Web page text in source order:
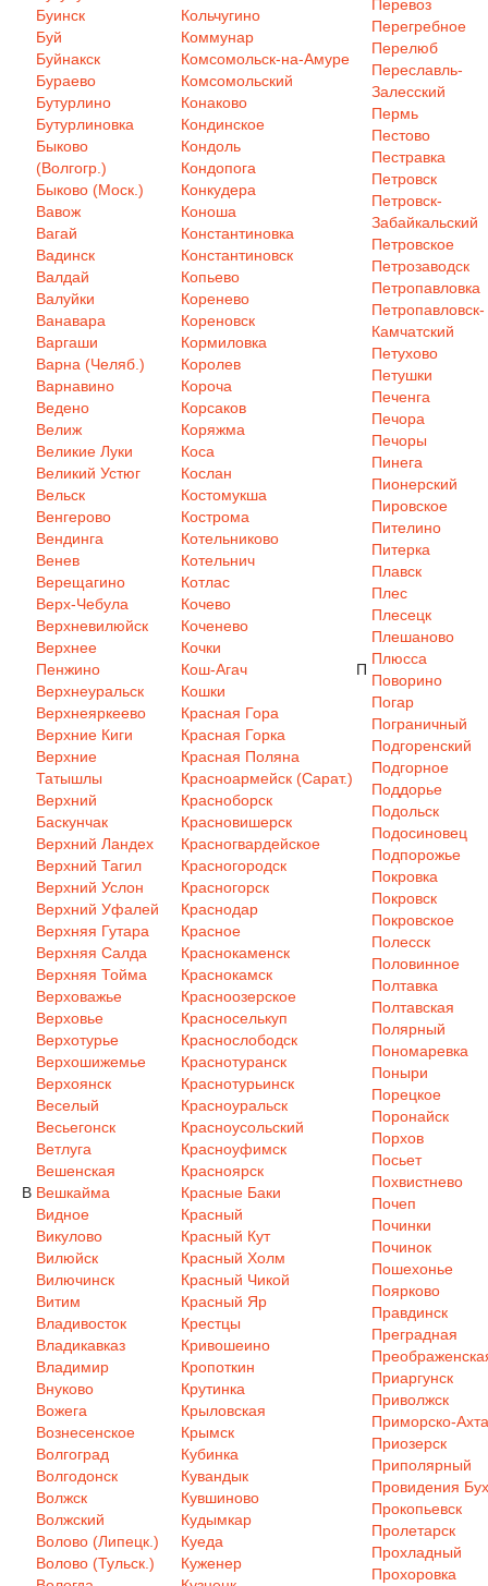
Буинск
Буй
Буйнакск
Бураево
Бутурлино
Бутурлиновка
Быково
(Волгогр.)
Быково (Моск.)
В
Вавож
Вагай
Вадинск
Валдай
Валуйки
Ванавара
Варгаши
Варна (Челяб.)
Варнавино
Ведено
Велиж
Великие Луки
Великий Устюг
Вельск
Венгерово
Вендинга
Венев
Верещагино
Верх-Чебула
Верхневилюйск
Верхнее
Пенжино
Верхнеуральск
Верхнеяркеево
Верхние Киги
Верхние
Татышлы
Верхний
Баскунчак
Верхний Ландех
Верхний Тагил
Верхний Услон
Верхний Уфалей
Верхняя Гутара
Верхняя Салда
Верхняя Тойма
Верховажье
Верховье
Верхотурье
Верхошижемье
Верхоянск
Веселый
Весьегонск
Ветлуга
Вешенская
Вешкайма
Видное
Викулово
Вилюйск
Вилючинск
Витим
Владивосток
Владикавказ
Владимир
Внуково
Вожега
Вознесенское
Волгоград
Волгодонск
Волжск
Волжский
Волово (Липецк.)
Волово (Тульск.)
Кольчугино
Коммунар
Комсомольск-на-Амуре
Комсомольский
Конаково
Кондинское
Кондоль
Кондопога
Конкудера
Коноша
Константиновка
Константиновск
Копьево
Коренево
Кореновск
Кормиловка
Королев
Короча
Корсаков
Коряжма
Коса
Кослан
Костомукша
Кострома
Котельниково
Котельнич
Котлас
Кочево
Коченево
Кочки
Кош-Агач
Кошки
Красная Гора
Красная Горка
Красная Поляна
Красноармейск (Сарат.)
Красноборск
Красновишерск
Красногвардейское
Красногородск
Красногорск
Краснодар
Красное
Краснокаменск
Краснокамск
Красноозерское
Красноселькуп
Краснослободск
Краснотуранск
Краснотурьинск
Красноуральск
Красноусольский
Красноуфимск
Красноярск
Красные Баки
Красный
Красный Кут
Красный Холм
Красный Чикой
Красный Яр
Крестцы
Кривошеино
Кропоткин
Крутинка
Крыловская
Крымск
Кубинка
Кувандык
Кувшиново
Кудымкар
Куеда
Куженер
П
Перевоз
Перегребное
Перелюб
Переславль-
Залесский
Пермь
Пестово
Пестравка
Петровск
Петровск-
Забайкальский
Петровское
Петрозаводск
Петропавловка
Петропавловск-
Камчатский
Петухово
Петушки
Печенга
Печора
Печоры
Пинега
Пионерский
Пировское
Пителино
Питерка
Плавск
Плес
Плесецк
Плешаново
Плюсса
Поворино
Погар
Пограничный
Подгоренский
Подгорное
Поддорье
Подольск
Подосиновец
Подпорожье
Покровка
Покровск
Покровское
Полесск
Половинное
Полтавка
Полтавская
Полярный
Пономаревка
Поныри
Порецкое
Поронайск
Порхов
Посьет
Похвистнево
Почеп
Починки
Починок
Пошехонье
Поярково
Правдинск
Преградная
Приаргунск
Приволжск
Приморско-
Приозерск
Приполярный
Провидения
Прокопьевск
Пролетарск
Прохладный
Прохоровка